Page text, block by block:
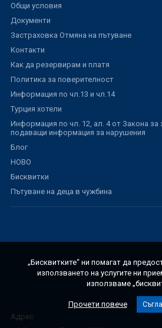
Общи условия
Документи
Застраховка Отмяна на пътуване
Контакти
Как да резервирам и платя
Политика за поверителност
Информация по чл.13 и чл.14
Турция хотели
Информация по чл. 12, ал. 4 от Закона за
подаващи информация за нарушения
Блог
НОВО
Бисквитки
Пътуване на деца в чужбина
Адрес
„Бисквитките“ ни помагат да
използването на услугите ни
използваме
Прочети повече